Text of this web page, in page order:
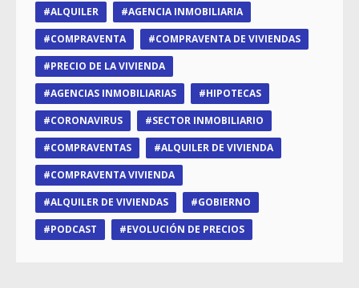
ALQUILER
AGENCIA INMOBILIARIA
COMPRAVENTA
COMPRAVENTA DE VIVIENDAS
PRECIO DE LA VIVIENDA
AGENCIAS INMOBILIARIAS
HIPOTECAS
CORONAVIRUS
SECTOR INMOBILIARIO
COMPRAVENTAS
ALQUILER DE VIVIENDA
COMPRAVENTA VIVIENDA
ALQUILER DE VIVIENDAS
GOBIERNO
PODCAST
EVOLUCIÓN DE PRECIOS